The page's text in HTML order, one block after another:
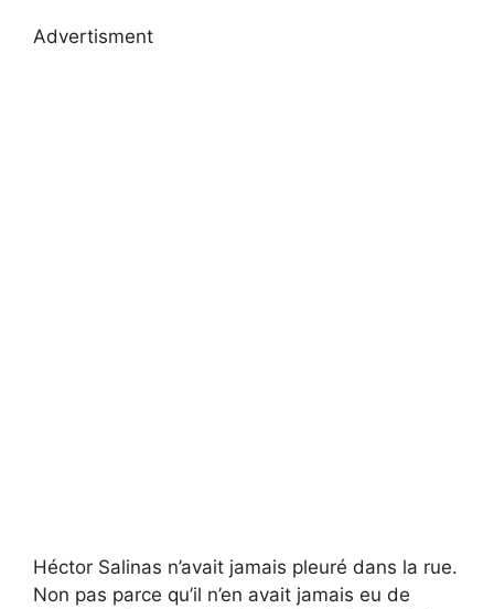
Advertisment
Héctor Salinas n’avait jamais pleuré dans la rue.
Non pas parce qu’il n’en avait jamais eu de